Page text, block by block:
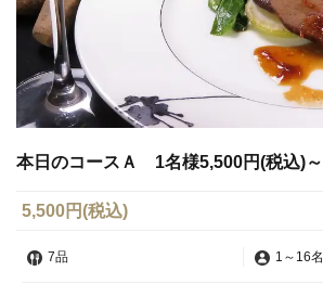
本日のコースＡ 1名様5,500円(税込)～
5,500円(税込)
7品 1 ～ 16名